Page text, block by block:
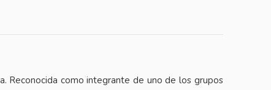
Reconocida como integrante de uno de los grupos